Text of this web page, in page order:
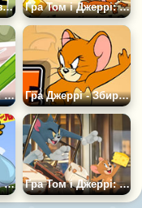
Гра Тест: Хто Ти з Шоу Тома і Джеррі? Гра Том і Джеррі: У чому Підступ?
Гра Том і Джеррі: Я вмію малювати Гра Джеррі - Збирає Сир
Гра Том і Джеррі: Водяні Бомбочки Гра Том і Джеррі: Дуель